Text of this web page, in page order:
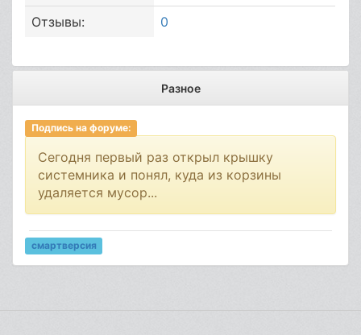
Отзывы:
0
Разное
Подпись на форуме:
Сегодня первый раз открыл крышку
системника и понял, куда из корзины
удаляется мусор...
смартверсия